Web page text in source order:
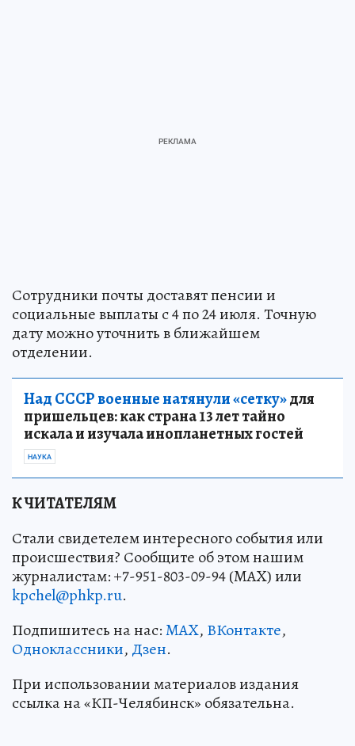
Сотрудники почты доставят пенсии и
социальные выплаты с 4 по 24 июля. Точную
дату можно уточнить в ближайшем
отделении.
Над СССР военные натянули «сетку»для
пришельцев: как страна 13 лет тайно
искала и изучала инопланетных гостей
НАУКА
К ЧИТАТЕЛЯМ
Стали свидетелем интересного события или
происшествия? Сообщите об этом нашим
журналистам: +7-951-803-09-94 (MAX) или
kpchel@phkp.ru.
Подпишитесь на нас:MAX, ВКонтакте,
Одноклассники, Дзен.
При использовании материалов издания
ссылка на «КП-Челябинск» обязательна.